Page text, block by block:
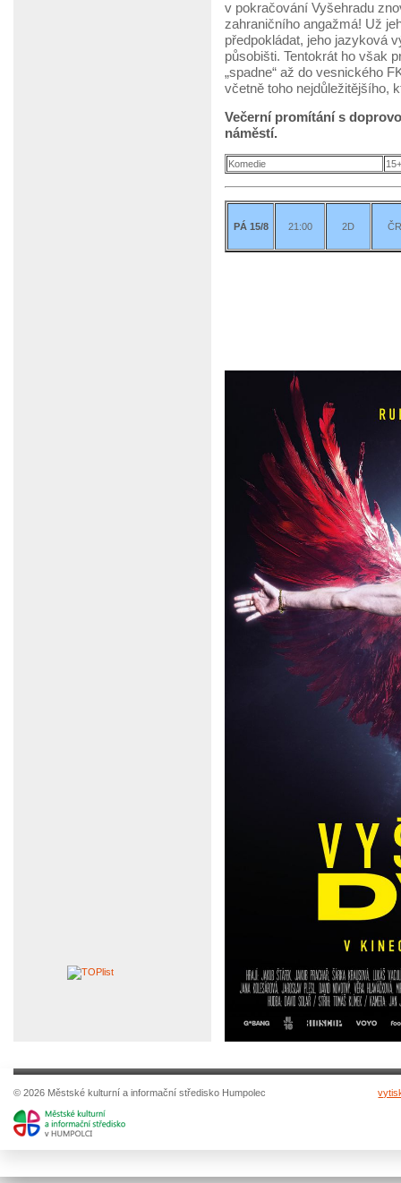
v pokračování Vyšehradu
zahraničního angažmá! Už
předpokládat, jeho jazyková
působišti. Tentokrát ho však
„spadne“ až do vesnického
včetně toho nejdůležitějšího,
Večerní promítání s
náměstí.
Komedie 15+
PÁ 15/8 21:00 2D ČR
© 2026 Městské kulturní a informační středisko Humpolec